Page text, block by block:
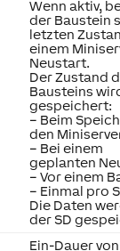
Wenn aktiv,
der Baustein
letzten
einem
Neustart.
Der Zustand
Bausteins
gespeichert:
– Beim
den
– Bei einem
geplanten
– Vor einem
– Einmal pro
Die Daten
der SD
Ein-Dauer von